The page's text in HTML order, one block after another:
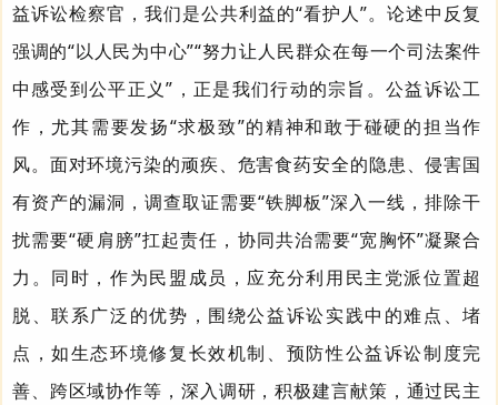
益诉讼检察官，我们是公共利益的“看护人”。论述中反复
强调的“以人民为中心”“努力让人民群众在每一个司法案件
中感受到公平正义”，正是我们行动的宗旨。公益诉讼工
作，尤其需要发扬“求极致”的精神和敢于碰硬的担当作
风。面对环境污染的顽疾、危害食药安全的隐患、侵害国
有资产的漏洞，调查取证需要“铁脚板”深入一线，排除干
扰需要“硬肩膀”扛起责任，协同共治需要“宽胸怀”凝聚合
力。同时，作为民盟成员，应充分利用民主党派位置超
脱、联系广泛的优势，围绕公益诉讼实践中的难点、堵
点，如生态环境修复长效机制、预防性公益诉讼制度完
善、跨区域协作等，深入调研，积极建言献策，通过民主